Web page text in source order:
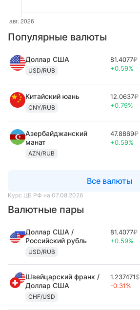
Популярные валюты
Доллар США
USD/RUB
81.4077₽
+0.59%
Китайский юань
CNY/RUB
12.0637₽
+0.79%
Азербайджанский
манат
AZN/RUB
47.8869₽
+0.59%
Все валюты
Курс ЦБ РФ на 07.08.2026
Валютные пары
Доллар США /
Российский рубль
USD/RUB
81.4077₽
+0.59%
Швейцарский франк /
Доллар США
CHF/USD
1.237471$
-0.31%